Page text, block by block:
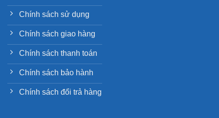
Chính sách sử dụng
Chính sách giao hàng
Chính sách thanh toán
Chính sách bảo hành
Chính sách đổi trả hàng